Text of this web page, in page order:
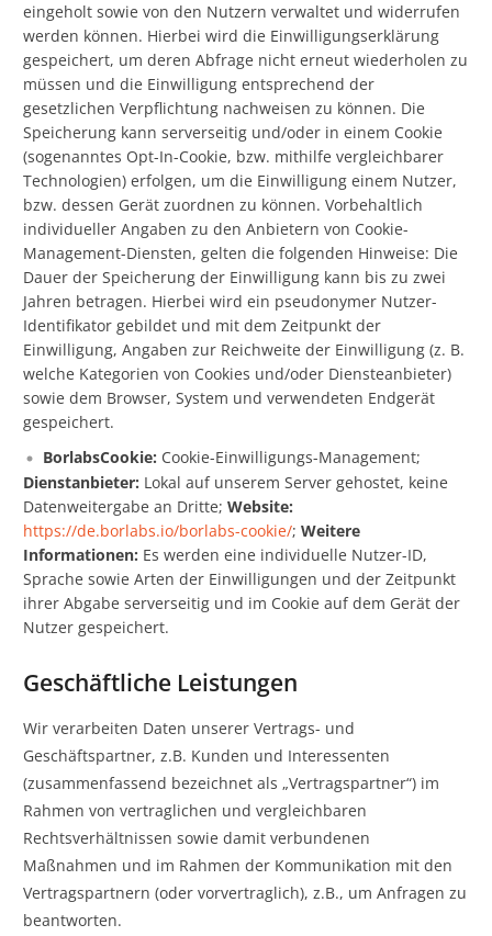
eingeholt sowie von den Nutzern verwaltet und widerrufen
werden können. Hierbei wird die Einwilligungserklärung
gespeichert, um deren Abfrage nicht erneut wiederholen zu
müssen und die Einwilligung entsprechend der
gesetzlichen Verpflichtung nachweisen zu können. Die
Speicherung kann serverseitig und/oder in einem Cookie
(sogenanntes Opt-In-Cookie, bzw. mithilfe vergleichbarer
Technologien) erfolgen, um die Einwilligung einem Nutzer,
bzw. dessen Gerät zuordnen zu können. Vorbehaltlich
individueller Angaben zu den Anbietern von Cookie-
Management-Diensten, gelten die folgenden Hinweise: Die
Dauer der Speicherung der Einwilligung kann bis zu zwei
Jahren betragen. Hierbei wird ein pseudonymer Nutzer-
Identifikator gebildet und mit dem Zeitpunkt der
Einwilligung, Angaben zur Reichweite der Einwilligung (z. B.
welche Kategorien von Cookies und/oder Diensteanbieter)
sowie dem Browser, System und verwendeten Endgerät
gespeichert.
BorlabsCookie: Cookie-Einwilligungs-Management;
Dienstanbieter: Lokal auf unserem Server gehostet, keine
Datenweitergabe an Dritte;Website:
https://de.borlabs.io/borlabs-cookie/;Weitere
Informationen: Es werden eine individuelle Nutzer-ID,
Sprache sowie Arten der Einwilligungen und der Zeitpunkt
ihrer Abgabe serverseitig und im Cookie auf dem Gerät der
Nutzer gespeichert.
Geschäftliche Leistungen
Wir verarbeiten Daten unserer Vertrags- und
Geschäftspartner, z.B. Kunden und Interessenten
(zusammenfassend bezeichnet als „Vertragspartner“) im
Rahmen von vertraglichen und vergleichbaren
Rechtsverhältnissen sowie damit verbundenen
Maßnahmen und im Rahmen der Kommunikation mit den
Vertragspartnern (oder vorvertraglich), z.B., um Anfragen zu
beantworten.